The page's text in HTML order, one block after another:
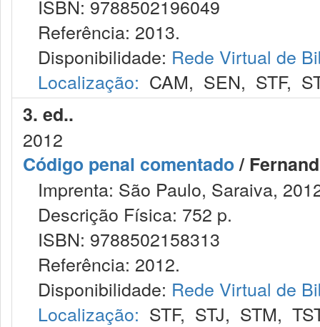
ISBN: 9788502196049
Referência: 2013.
Disponibilidade: Rede Virtual de
Localização: CAM, SEN, STF,
3. ed..
2012
Código penal comentado/
Imprenta: São Paulo, Saraiva,
Descrição Física: 752 p.
ISBN: 9788502158313
Referência: 2012.
Disponibilidade: Rede Virtual de
Localização: STF, STJ, STM,